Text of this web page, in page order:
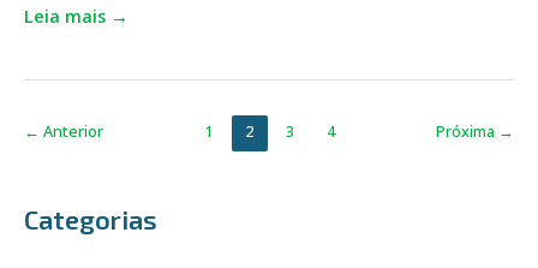
Leia mais →
← Anterior 1 2 3 4 Próxima →
Categorias